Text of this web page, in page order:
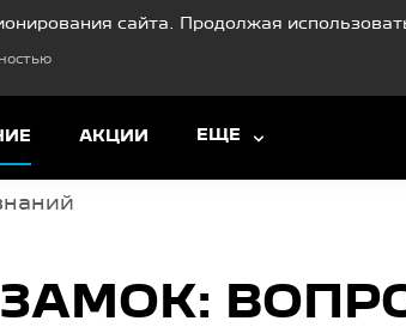
сайта. Продолжая
АКЦИИ ЕЩЕ
ЗАМОК: